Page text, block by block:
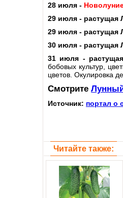
28 июля -
29 июля - растущая
29 июля - растущая
30 июля - растущая
31 июля -
бобовых культур,
цветов. Окулировка
Смотрите
Источник: портал о
Читайте также: